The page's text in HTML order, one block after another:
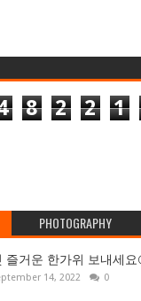
8 2 2 1
PHOTOGRAPHY
즐거운 한가위 보내세
14, 2022 0